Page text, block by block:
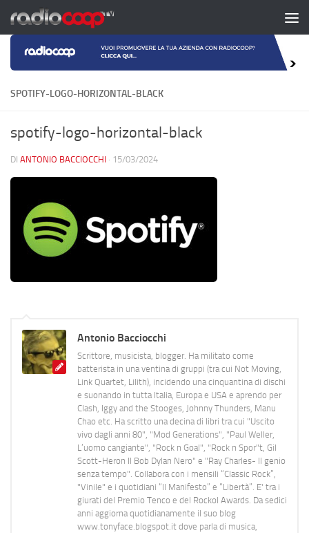
Salta al contenuto
SPOTIFY-LOGO-HORIZONTAL-BLACK
spotify-logo-horizontal-black
DI ANTONIO BACCIOCCHI · 15/03/2024
Antonio Bacciocchi
Scrittore, musicista, blogger. Ha militato come
batterista in una ventina di gruppi (tra cui Not Moving,
Link Quartet, Lilith), incidendo una cinquantina di dischi
e suonando in tutta Italia, Europa e USA e aprendo per
Clash, Iggy and the Stooges, Johnny Thunders, Manu
Chao etc. Ha scritto una decina di libri tra cui "Uscito
vivo dagli anni 80", "Mod Generations", "Paul Weller,
L’uomo cangiante", "Rock n Goal", "Rock n Spor"t, Gil
Scott-Heron Il Bob Dylan Nero" e "Ray Charles- Il genio
senza tempo". Collabora con i mensili “Classic Rock”,
"Vinile" e i quotidiani “Il Manifesto” e “Libertà”. E' tra i
giurati del Premio Tenco e del Rockol Awards. Da sedici
anni aggiorna quotidianamente il suo blog
www.tonyface.blogspot.it dove parla di musica,